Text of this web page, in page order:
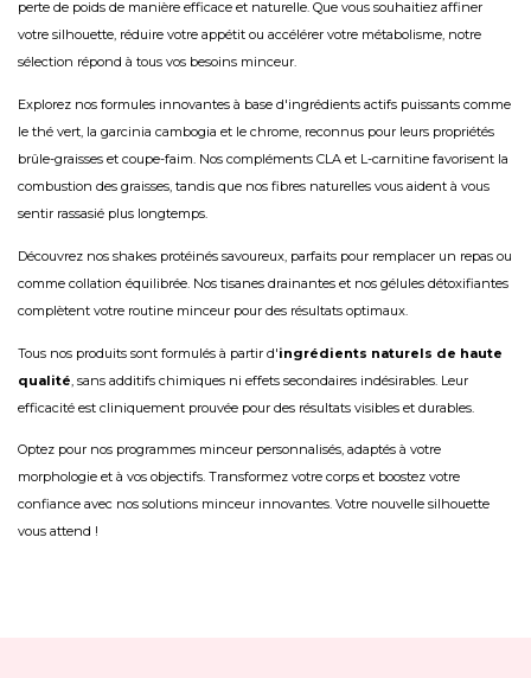
perte de poids de manière efficace et naturelle. Que vous souhaitiez affiner
votre silhouette, réduire votre appétit ou accélérer votre métabolisme, notre
sélection répond à tous vos besoins minceur.
Explorez nos formules innovantes à base d'ingrédients actifs puissants comme
le thé vert, la garcinia cambogia et le chrome, reconnus pour leurs propriétés
brûle-graisses et coupe-faim. Nos compléments CLA et L-carnitine favorisent la
combustion des graisses, tandis que nos fibres naturelles vous aident à vous
sentir rassasié plus longtemps.
Découvrez nos shakes protéinés savoureux, parfaits pour remplacer un repas ou
comme collation équilibrée. Nos tisanes drainantes et nos gélules détoxifiantes
complètent votre routine minceur pour des résultats optimaux.
Tous nos produits sont formulés à partir d'ingrédients naturels de haute
qualité , sans additifs chimiques ni effets secondaires indésirables. Leur
efficacité est cliniquement prouvée pour des résultats visibles et durables.
Optez pour nos programmes minceur personnalisés, adaptés à votre
morphologie et à vos objectifs. Transformez votre corps et boostez votre
confiance avec nos solutions minceur innovantes. Votre nouvelle silhouette
vous attend !